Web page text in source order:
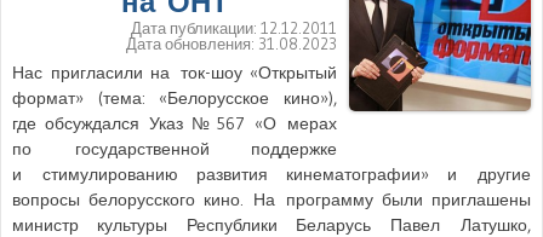
Дата публикации: 12.12.2011
Дата обновления: 31.08.2023
Нас пригласили на ток-шоу «Открытый
формат» (тема: «Белорусское кино»),
где обсуждался Указ № 567 «О мерах
по государственной поддержке
и стимулированию развития кинематографии» и другие
вопросы белорусского кино. На программу были приглашены
министр культуры Республики Беларусь Павел Латушко,